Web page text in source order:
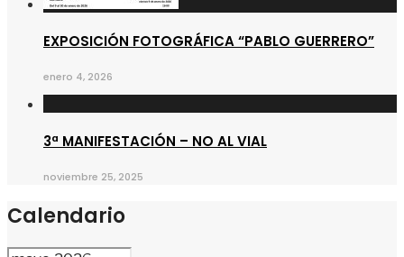
EXPOSICIÓN FOTOGRÁFICA “PABLO GUERRERO”
enero 4, 2026
3ª MANIFESTACIÓN – NO AL VIAL
noviembre 25, 2025
Calendario